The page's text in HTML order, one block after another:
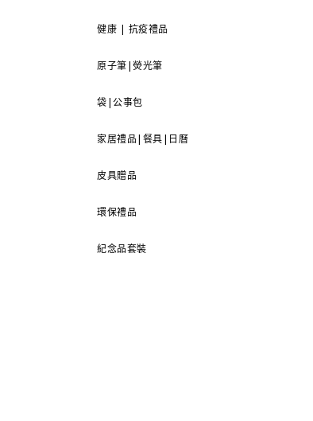
健康 | 抗疫禮品
原子筆|熒光筆
袋|公事包
家居禮品|餐具|日曆
皮具贈品
環保禮品
紀念品套裝